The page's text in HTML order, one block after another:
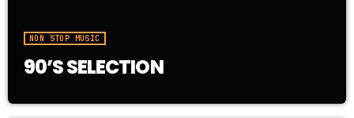
NON STOP MUSIC
90’S SELECTION